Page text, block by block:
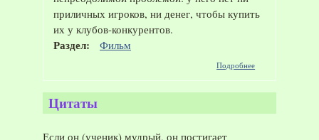
приличных игроков, ни денег, чтобы купить
их у клубов-конкурентов.
Раздел: Фильм
Подробнее
Цитаты
Если он (ученик) мудрый, он постигает